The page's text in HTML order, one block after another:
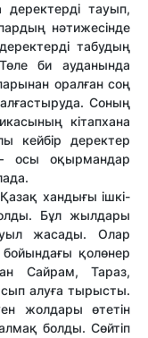
тауып,
нәтижесінде
табудың
би ауданында
оралған соң
Соның
кітапхана
кейбір деректер
осы оқырмандар
хандығы ішкі-
Бұл жылдары
жасады. Олар
қолөнер
Сайрам, Тараз,
алуға тырысты.
жолдары өтетін
болды. Сөйтіп